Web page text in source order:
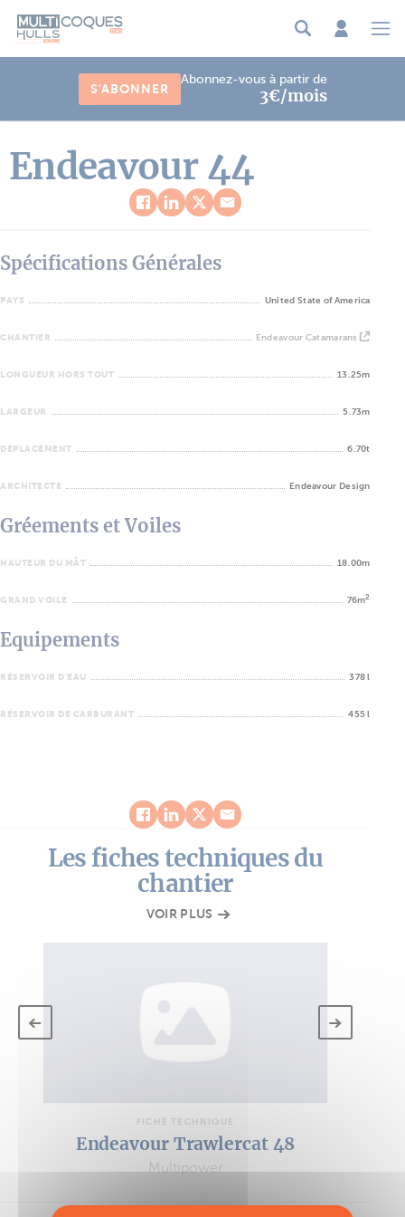
S'ABONNER
Abonnez-vous à partir de
3€/mois
Endeavour 44
Spécifications Générales
PAYS United State of America
CHANTIER Endeavour Catamarans
LONGUEUR HORS TOUT 13.25m
LARGEUR 5.73m
DÉPLACEMENT 6.70t
ARCHITECTE Endeavour Design
Gréements et Voiles
HAUTEUR DU MÂT 18.00m
GRAND VOILE 76m2
Equipements
RÉSERVOIR D'EAU 378 l
RÉSERVOIR DE CARBURANT 455 l
Les fiches techniques du
chantier
VOIR PLUS
FICHE TECHNIQUE
Endeavour Trawlercat 48
Multipower